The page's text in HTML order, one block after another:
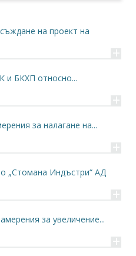
на проект на
+
БКХП относно...
+
за налагане на...
+
„Стомана Индъстри“ АД
+
за увеличение...
+